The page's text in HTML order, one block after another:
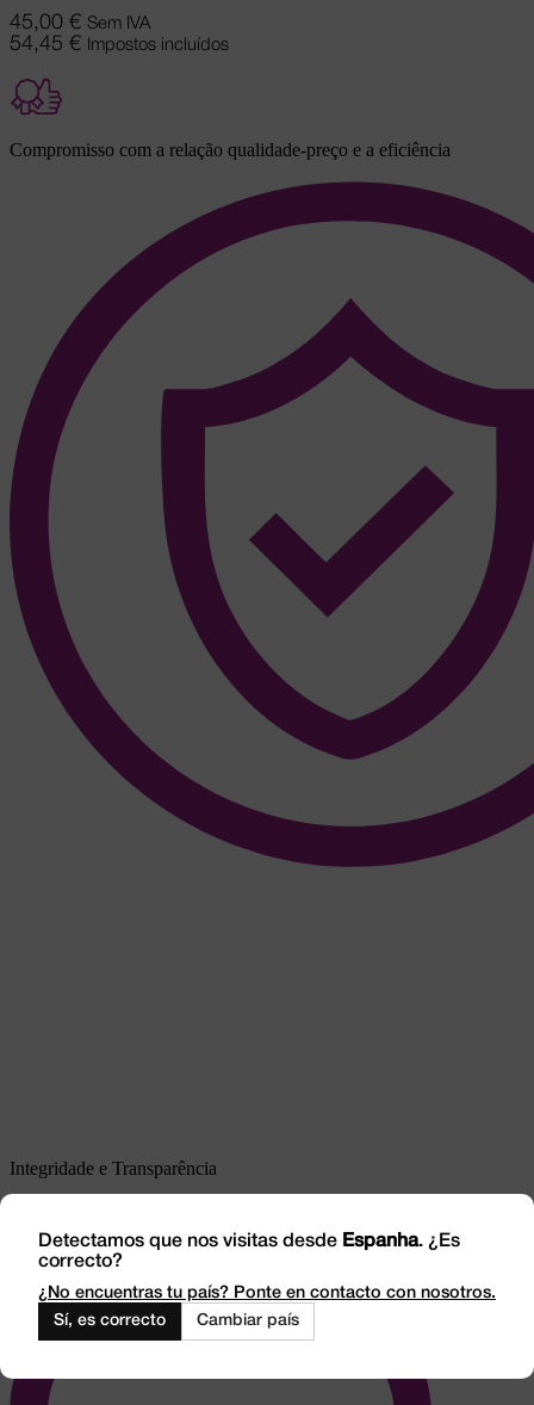
45,00 € Sem IVA
54,45 € Impostos incluídos
Compromisso com a relação qualidade-preço e a eficiência
Integridade e Transparência
Detectamos que nos visitas desde Espanha. ¿Es
correcto?
¿No encuentras tu país? Ponte en contacto con nosotros.
Sí, es correcto
Cambiar país